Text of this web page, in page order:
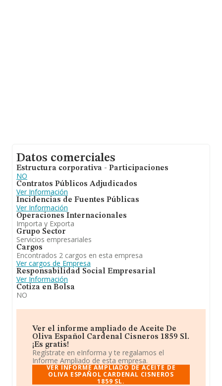
Datos comerciales
Estructura corporativa - Participaciones
NO
Contratos Públicos Adjudicados
Ver Información
Incidencias de Fuentes Públicas
Ver Información
Operaciones Internacionales
Importa y Exporta
Grupo Sector
Servicios empresariales
Cargos
Encontrados 2 cargos en esta empresa
Ver cargos de Empresa
Responsabilidad Social Empresarial
Ver Información
Cotiza en Bolsa
NO
Ver el informe ampliado de Aceite De
Oliva Español Cardenal Cisneros 1859 Sl.
¡Es gratis!
Regístrate en eInforma y te regalamos el
Informe Ampliado de esta empresa.
VER INFORME AMPLIADO DE ACEITE DE
OLIVA ESPAÑOL CARDENAL CISNEROS
1859 SL.